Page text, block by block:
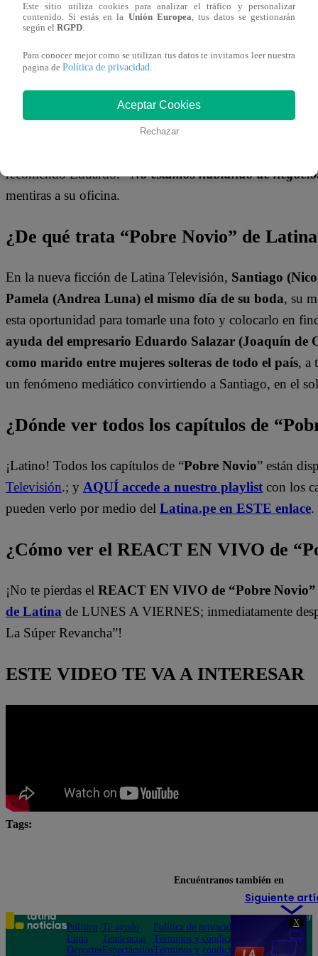
X
recomendó Eduardo.“No estamos hablando de
mentiras a su oficina.
¿De qué trata “Pobre Novio” de
En la nueva ficción de Latina Televisión, Santiago
Pamela (Andrea Luna) el mismo día de su boda, su
esta oportunidad para tomarle una foto y colocarlo en
ayuda del empresario Eduardo Salazar (Joaquín de
como marido entre mujeres solteras de todo el país, a
un fenómeno mediático convirtiendo a Santiago, en el
¿Dónde ver todos los capítulos de
¡Latino! Todos los capítulos de “Pobre Novio” están
Televisión.; y AQUÍ accede a nuestro playlist con los
pueden verlo por medio del Latina.pe en ESTE enlace.
¿Cómo ver el REACT EN VIVO de
¡No te pierdas el REACT EN VIVO de “Pobre
de Latina de LUNES A VIERNES; inmediatamente
La Súper Revancha”!
ESTE VIDEO TE VA A INTERESAR
Tags:
Siguiente
Este sitio utiliza cookies para analizar el tráfico y personalizar
contenido. Si estás en la Unión Europea , tus datos se gestionarán
según el RGPD
Para conocer mejor como se utilizan tus datos te invitamos leer nuestra
pagina de Política de privacidad
Aceptar Cookies
Rechazar
Encuéntranos también en
Política
Lima
Deportes
Te ayudo
Tendencias
Espectáculos
Política de privacidad
Términos y condiciones
Términos y condiciones
Teléfono: 219
Av. San
Felipe 968